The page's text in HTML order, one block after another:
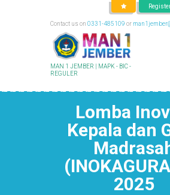
Contact us on 0331-485109 or
MAN 1 JEMBER | MAPK - BIC -
REGULER
Lomba
Kepala dan
2025